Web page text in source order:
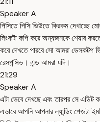
Speaker A
পিসিতে পিসি ভিউতে কিরকম দেখাচ্ছে
লিংকটা কপি করে অন্যজনকে শেয়ার
করে দেখতে পারবে সো আমরা ডেসকটপ
রেসপন্সিভ। এন্ড আমরা যদি।
21:29
Speaker A
এটা ভেবে দেখছে এবং তারপর সে
এভাবে আপনি আপনার ল্যান্ডিং পেজটা